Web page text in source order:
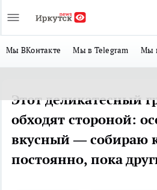
Мы ВКонтакте Мы в Telegram Мы
Этот деликатесный
обходят стороной:
вкусный — собираю
постоянно, пока